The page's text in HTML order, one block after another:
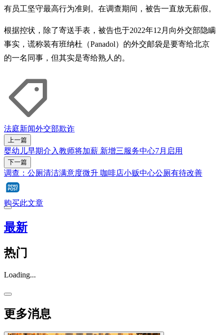
有员工坚守最高行为准则。在调查期间，被告一直放无薪假。
根据控状，除了寄送手表，被告也于2022年12月向外交部隐瞒
事实，谎称装有班纳杜（Panadol）的外交邮袋是要寄给北京
的一名同事，但其实是寄给熟人的。
法庭新闻外交部欺诈
上一篇
婴幼儿早期介入教师将加薪 新增三服务中心7月启用
下一篇
调查：公厕清洁满意度微升 咖啡店小贩中心公厕有待改善
购买此文章
最新
热门
Loading...
更多消息